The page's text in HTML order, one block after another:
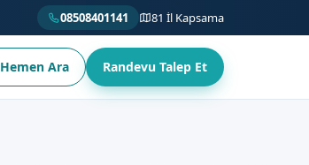
08508401141 81 İl Kapsama
Hemen Ara Randevu Talep Et